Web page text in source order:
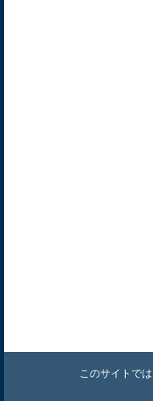
このサイトで